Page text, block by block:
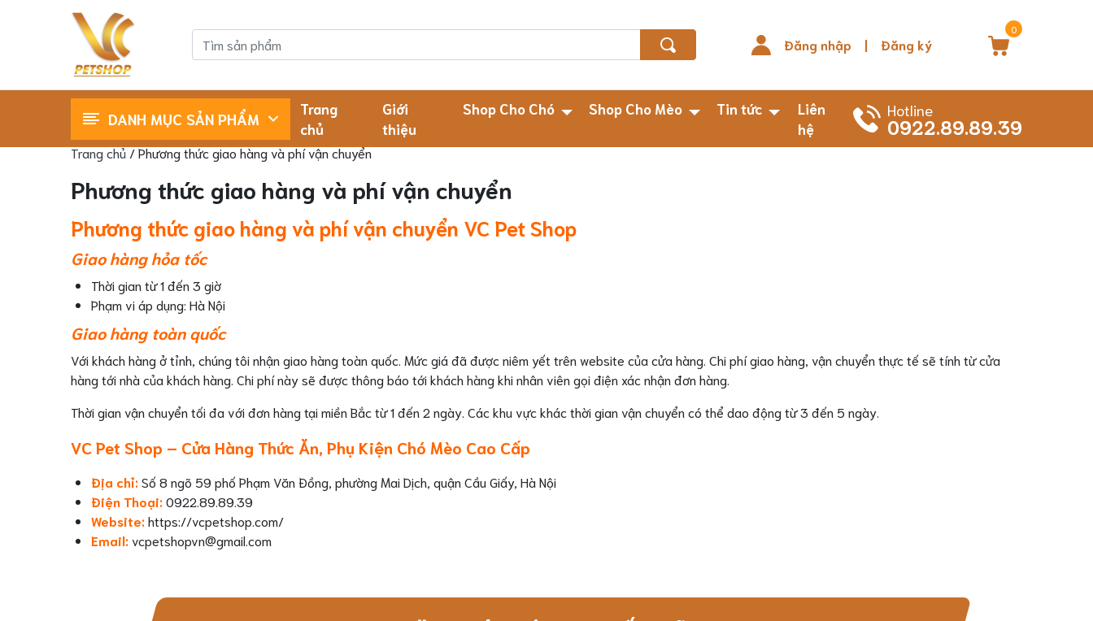
Đăng nhập | Đăng ký
0
DANH MỤC SẢN PHẨM
Trang
chủ
Giới
thiệu
Shop Cho Chó Shop Cho Mèo Tin tức
Liên
hệ
Hotline
0922.89.89.39
Trang chủ/ Phương thức giao hàng và phí vận chuyển
Phương thức giao hàng và phí vận chuyển
Phương thức giao hàng và phí vận chuyển VC Pet Shop
Giao hàng hỏa tốc
Thời gian từ 1 đến 3 giờ
Phạm vi áp dụng: Hà Nội
Giao hàng toàn quốc
Với khách hàng ở tỉnh, chúng tôi nhận giao hàng toàn quốc. Mức giá đã được niêm yết trên website của cửa hàng. Chi phí giao hàng, vận chuyển thực tế sẽ tính từ cửa
hàng tới nhà của khách hàng. Chi phí này sẽ được thông báo tới khách hàng khi nhân viên gọi điện xác nhận đơn hàng.
Thời gian vận chuyển tối đa với đơn hàng tại miền Bắc từ 1 đến 2 ngày. Các khu vực khác thời gian vận chuyển có thể dao động từ 3 đến 5 ngày.
VC Pet Shop – Cửa Hàng Thức Ăn, Phụ Kiện Chó Mèo Cao Cấp
Địa chỉ:Số 8 ngõ 59 phố Phạm Văn Đồng, phường Mai Dịch, quận Cầu Giấy, Hà Nội
Điện Thoại:0922.89.89.39
Website:https://vcpetshop.com/
Email: vcpetshopvn@gmail.com